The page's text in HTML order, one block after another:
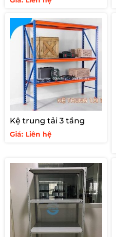
Kệ trung tải 3 tầng
Giá: Liên hệ